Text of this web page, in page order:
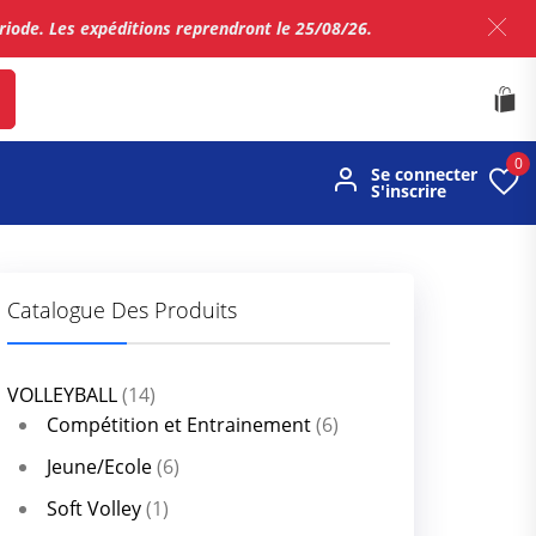
Les expéditions reprendront le 25/08/26.
Se connecter
S'inscrire
0
Catalogue Des Produits
VOLLEYBALL(14)
Compétition et Entrainement(6)
Jeune/Ecole(6)
Soft Volley(1)